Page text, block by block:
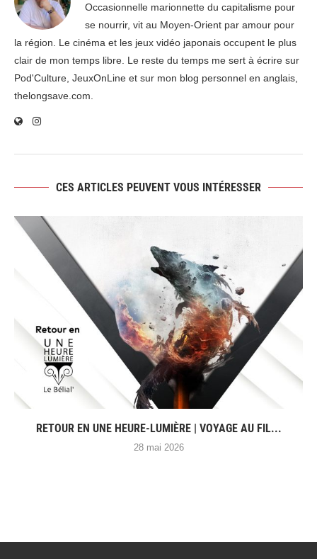
Occasionnelle marionnette du capitalisme pour
se nourrir, vit au Moyen-Orient par amour pour
la région. Le cinéma et les jeux vidéo japonais occupent le plus
clair de mon temps libre. Le reste du temps me sert à écrire sur
Pod'Culture, JeuxOnLine et sur mon blog personnel en anglais,
thelongsave.com.
CES ARTICLES PEUVENT VOUS INTÉRESSER
RETOUR EN UNE HEURE-LUMIÈRE | VOYAGE AU FIL...
28 mai 2026